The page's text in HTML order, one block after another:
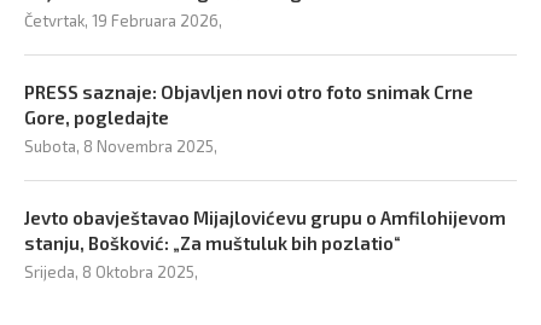
Četvrtak, 19 Februara 2026,
PRESS saznaje: Objavljen novi otro foto snimak Crne
Gore, pogledajte
Subota, 8 Novembra 2025,
Jevto obavještavao Mijajlovićevu grupu o Amfilohijevom
stanju, Bošković: „Za muštuluk bih pozlatio“
Srijeda, 8 Oktobra 2025,